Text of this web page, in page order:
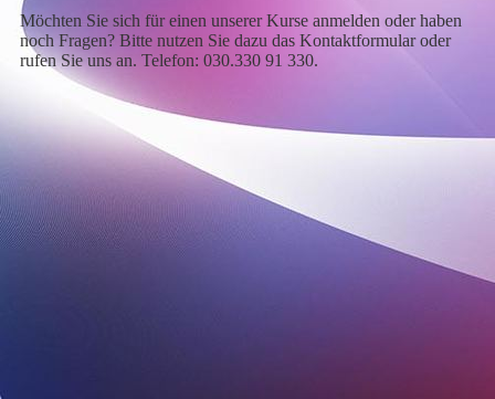
Möchten Sie sich für einen unserer Kurse anmelden oder haben
noch Fragen? Bitte nutzen Sie dazu das Kontaktformular oder
rufen Sie uns an. Telefon: 030.330 91 330.